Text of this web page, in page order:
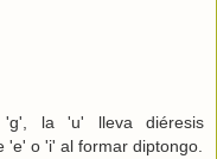
'g', la 'u' lleva diéresis
'e' o 'i' al formar diptongo.